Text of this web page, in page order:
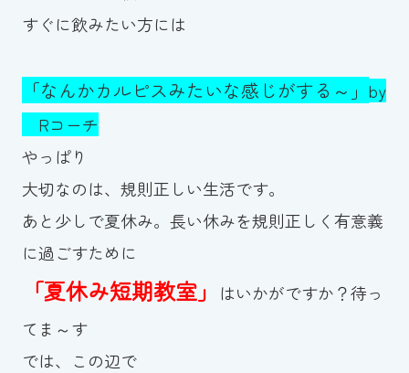
すぐに飲みたい方には
「なんかカルピスみたいな感じがする～」 by
Rコーチ
やっぱり
大切なのは、規則正しい生活です。
あと少しで夏休み。長い休みを規則正しく有意義
に過ごすために
「夏休み短期教室」
はいかがですか？待っ
てま～す
では、この辺で